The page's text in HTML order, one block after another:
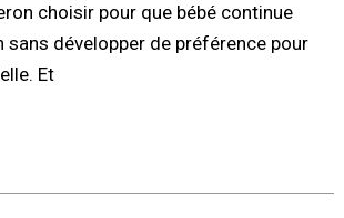
choisir pour que bébé continue
sans développer de préférence pour
Et